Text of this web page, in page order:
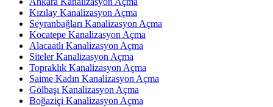
Kızılay Kanalizasyon Açma
Seyranbağları Kanalizasyon Açma
Kocatepe Kanalizasyon Açma
Alacaatlı Kanalizasyon Açma
Siteler Kanalizasyon Açma
Topraklık Kanalizasyon Açma
Saime Kadın Kanalizasyon Açma
Gölbaşı Kanalizasyon Açma
Boğaziçi Kanalizasyon Açma